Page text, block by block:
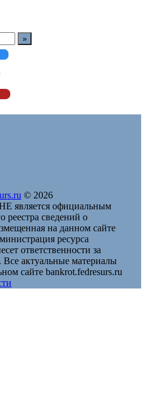
© 2026
официальным
реестра сведений о
на данном сайте
ресурса
ответственности за
актуальные материалы
сайте bankrot.fedresurs.ru